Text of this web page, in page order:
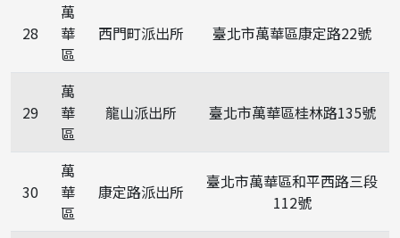
28
萬
華
區
西門町派出所 臺北市萬華區康定路22號
29
萬
華
區
龍山派出所 臺北市萬華區桂林路135號
30
萬
華
區
康定路派出所
臺北市萬華區和平西路三段
112號